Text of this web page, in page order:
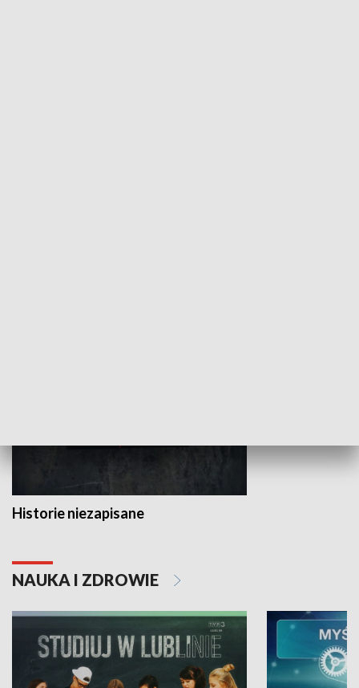
Historie niezapisane
NAUKA I ZDROWIE